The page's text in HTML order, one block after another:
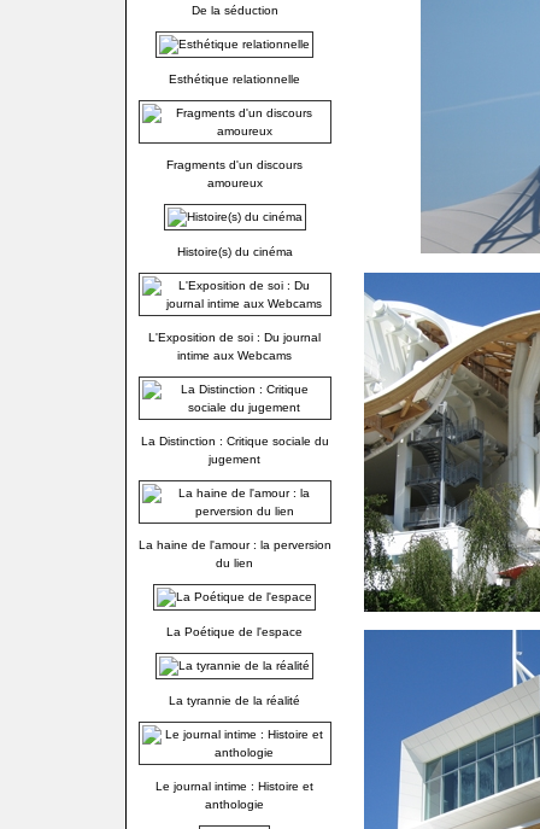
De la séduction
Esthétique relationnelle
Fragments d'un discours
amoureux
Histoire(s) du cinéma
L'Exposition de soi : Du journal
intime aux Webcams
La Distinction : Critique sociale du
jugement
La haine de l'amour : la perversion
du lien
La Poétique de l'espace
La tyrannie de la réalité
Le journal intime : Histoire et
anthologie